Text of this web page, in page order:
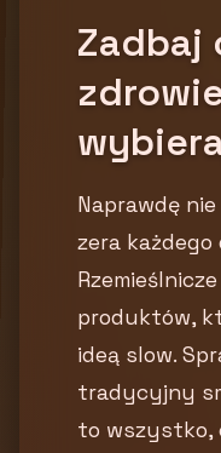
Zadbaj
Naprawdę
zera każdego
produktów,
ideą slow.
tradycyjny
to wszystko,